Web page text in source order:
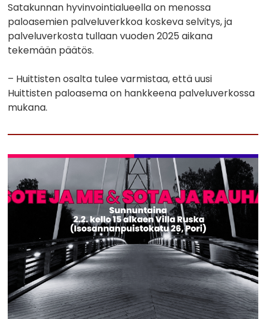
Satakunnan hyvinvointialueella on menossa
paloasemien palveluverkkoa koskeva selvitys, ja
palveluverkosta tullaan vuoden 2025 aikana
tekemään päätös.
– Huittisten osalta tulee varmistaa, että uusi
Huittisten paloasema on hankkeena palveluverkossa
mukana.